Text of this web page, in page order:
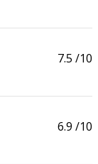
7.5 /10
6.9 /10